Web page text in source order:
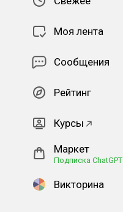
Моя лента
Сообщения
Рейтинг
Курсы
Маркет
Подписка ChatGPT
Викторина